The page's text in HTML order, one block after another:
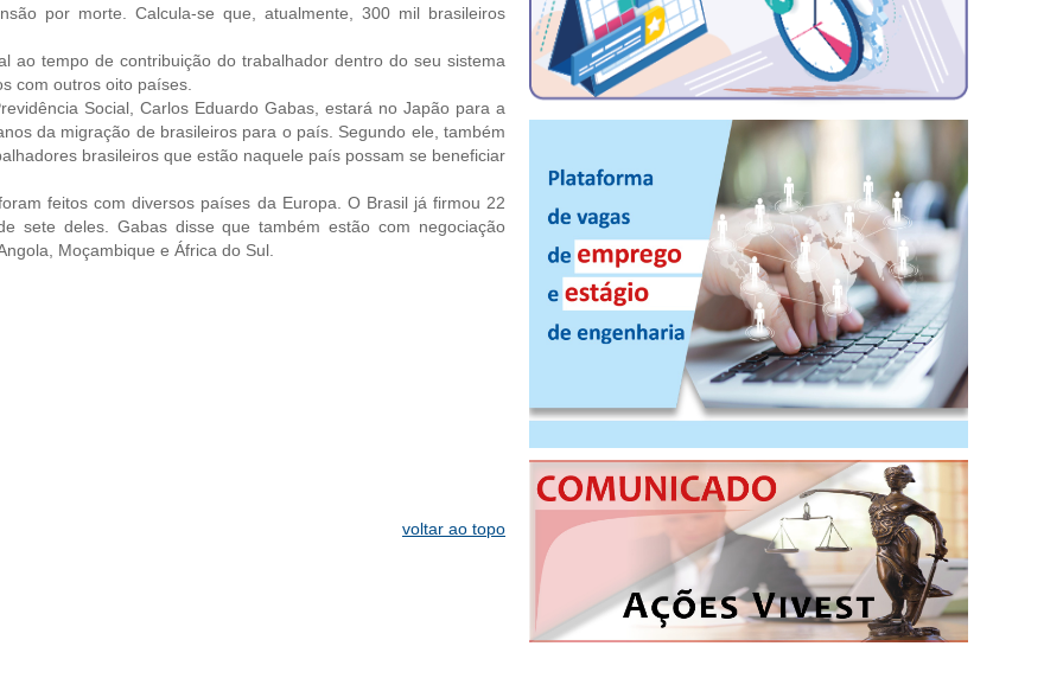
por morte. Calcula-se que, atualmente, 300 mil brasileiros
tempo de contribuição do trabalhador dentro do seu sistema
com outros oito países.
Social, Carlos Eduardo Gabas, estará no Japão para a
da migração de brasileiros para o país. Segundo ele, também
brasileiros que estão naquele país possam se beneficiar
feitos com diversos países da Europa. O Brasil já firmou 22
sete deles. Gabas disse que também estão com negociação
Moçambique e África do Sul.
voltar ao topo